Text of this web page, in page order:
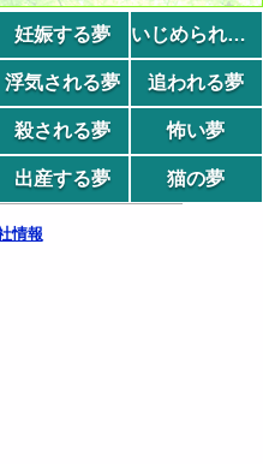
妊娠する夢 いじめられる夢
浮気される夢 追われる夢
殺される夢 怖い夢
出産する夢 猫の夢
情報